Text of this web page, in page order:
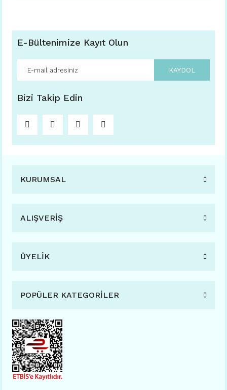
E-Bültenimize Kayıt Olun
KAYDOL
Bizi Takip Edin
KURUMSAL
ALIŞVERİŞ
ÜYELİK
POPÜLER KATEGORİLER